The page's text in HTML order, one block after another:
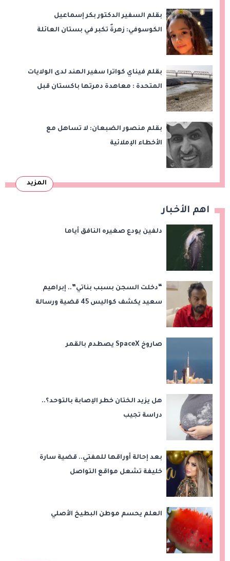
بقلم السفير الدكتور بكر إسماعيل
الكوسوفي: زهرةٌ تكبر في بستان العائلة
بقلم فيناي كواترا سفير الهند لدى الولايات
المتحدة : معاهدة دمرتها باكستان قبل
بقلم منصور الضبعان: لا تساهل مع
الأخطاء الإملائية
المزيد
اهم الأخبار
دلفين يودع صغيره النافق أياما
“دخلت السجن بسبب بناتي”.. إبراهيم
سعيد يكشف كواليس 45 قضية ورسالة
صاروخ SpaceX يصطدم بالقمر
هل يزيد الختان خطر الإصابة بالتوحد؟..
دراسة تجيب
بعد إحالة أوراقها للمفتي.. قضية سارة
خليفة تشعل مواقع التواصل
العلم يحسم موطن البطيخ الأصلي